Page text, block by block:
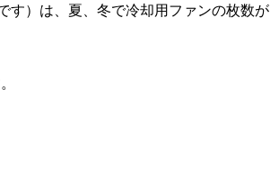
す）は、夏、冬で冷却用ファンの枚数が